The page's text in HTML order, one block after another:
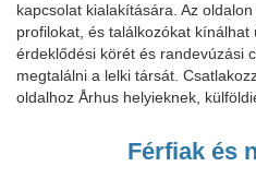
kapcsolat kialakítására. Az
profilokat, és találkozókat
érdeklődési körét és randevúzási
megtalálni a lelki társát.
oldalhoz Århus helyieknek,
Férfiak és